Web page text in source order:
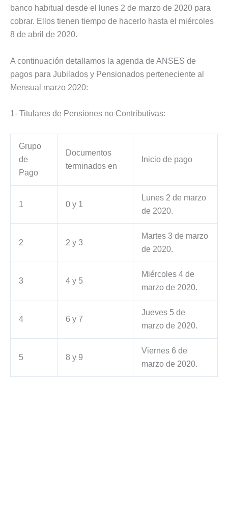
banco habitual desde el lunes 2 de marzo de 2020 para
cobrar. Ellos tienen tiempo de hacerlo hasta el miércoles
8 de abril de 2020.
A continuación detallamos la agenda de ANSES de
pagos para Jubilados y Pensionados perteneciente al
Mensual marzo 2020:
1- Titulares de Pensiones no Contributivas:
Grupo
de
Pago
Documentos
terminados en
Inicio de pago
1 0 y 1
Lunes 2 de marzo
de 2020.
2 2 y 3
Martes 3 de marzo
de 2020.
3 4 y 5
Miércoles 4 de
marzo de 2020.
4 6 y 7
Jueves 5 de
marzo de 2020.
5 8 y 9
Viernes 6 de
marzo de 2020.